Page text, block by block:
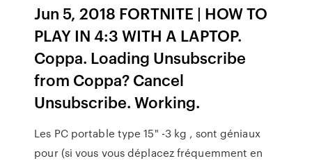
Jun 5, 2018 FORTNITE | HOW TO
PLAY IN 4:3 WITH A LAPTOP.
Coppa. Loading Unsubscribe
from Coppa? Cancel
Unsubscribe. Working.
Les PC portable type 15" -3 kg , sont géniaux
pour (si vous vous déplacez fréquemment en